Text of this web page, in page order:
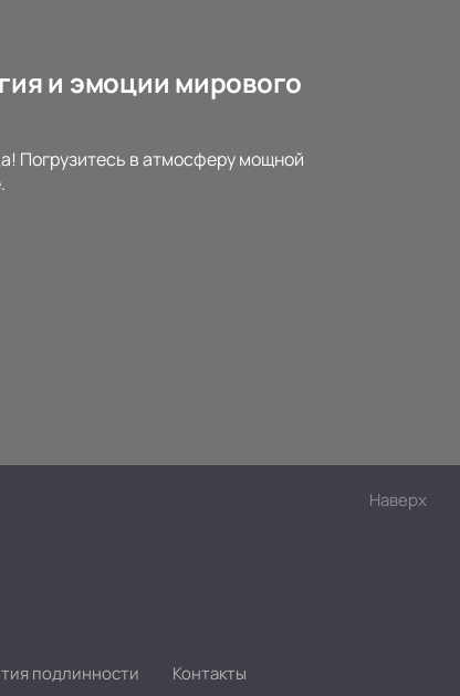
и эмоции мирового
Погрузитесь в атмосферу мощной
Наверх
подлинности Контакты